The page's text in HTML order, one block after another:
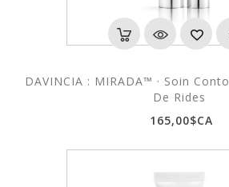
DAVINCIA : MIRADA™ · Soin
De Rides
165,00$CA